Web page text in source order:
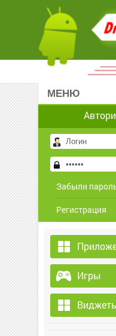
МЕНЮ
Забыли
Регистрация
Игры